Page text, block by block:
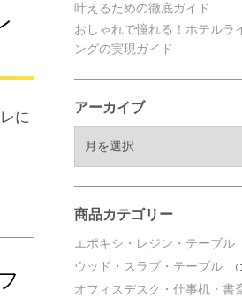
に
叶えるための徹底ガイド
おしゃれで憧れる！ホテルラ
ングの実現ガイド
アーカイブ
ブ
商品カテゴリー
エポキシ・レジン・テーブル
ウッド・スラブ・テーブル
オフィスデスク・仕事机・書